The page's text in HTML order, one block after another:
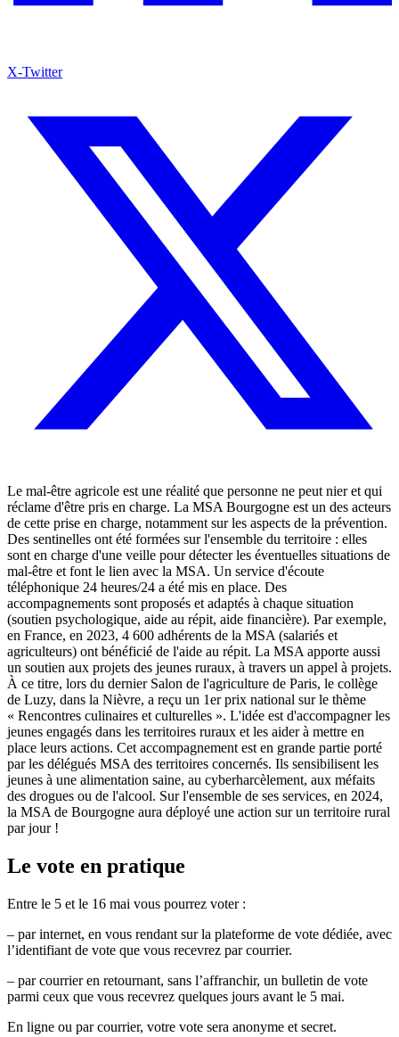
X-Twitter
Le mal-être agricole est une réalité que personne ne peut nier et qui
réclame d'être pris en charge. La MSA Bourgogne est un des acteurs
de cette prise en charge, notamment sur les aspects de la prévention.
Des sentinelles ont été formées sur l'ensemble du territoire : elles
sont en charge d'une veille pour détecter les éventuelles situations de
mal-être et font le lien avec la MSA. Un service d'écoute
téléphonique 24 heures/24 a été mis en place. Des
accompagnements sont proposés et adaptés à chaque situation
(soutien psychologique, aide au répit, aide financière). Par exemple,
en France, en 2023, 4 600 adhérents de la MSA (salariés et
agriculteurs) ont bénéficié de l'aide au répit. La MSA apporte aussi
un soutien aux projets des jeunes ruraux, à travers un appel à projets.
À ce titre, lors du dernier Salon de l'agriculture de Paris, le collège
de Luzy, dans la Nièvre, a reçu un 1er prix national sur le thème
« Rencontres culinaires et culturelles ». L'idée est d'accompagner les
jeunes engagés dans les territoires ruraux et les aider à mettre en
place leurs actions. Cet accompagnement est en grande partie porté
par les délégués MSA des territoires concernés. Ils sensibilisent les
jeunes à une alimentation saine, au cyberharcèlement, aux méfaits
des drogues ou de l'alcool. Sur l'ensemble de ses services, en 2024,
la MSA de Bourgogne aura déployé une action sur un territoire rural
par jour !
Le vote en pratique
Entre le 5 et le 16 mai vous pourrez voter :
– par internet, en vous rendant sur la plateforme de vote dédiée, avec
l’identifiant de vote que vous recevrez par courrier.
– par courrier en retournant, sans l’affranchir, un bulletin de vote
parmi ceux que vous recevrez quelques jours avant le 5 mai.
En ligne ou par courrier, votre vote sera anonyme et secret.